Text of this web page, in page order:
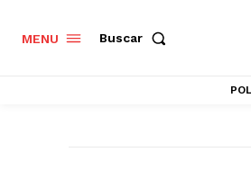
MENU Buscar